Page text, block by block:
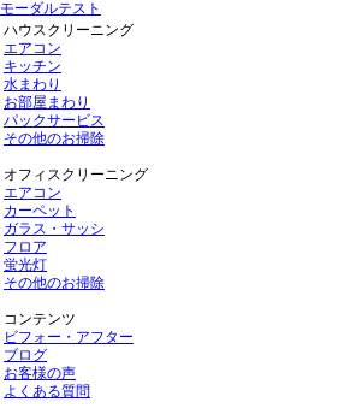
モーダルテスト
ハウスクリーニング
エアコン
キッチン
水まわり
お部屋まわり
パックサービス
その他のお掃除
オフィスクリーニング
エアコン
カーペット
ガラス・サッシ
フロア
蛍光灯
その他のお掃除
コンテンツ
ビフォー・アフター
ブログ
お客様の声
よくある質問